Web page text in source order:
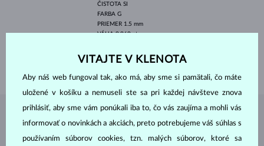
ČISTOTA SI
FARBA G
PRIEMER 1.5 mm
VÁHA0.060 ct
ŠPERKY Z ATELIÉRU KLENOTA
VITAJTE V KLENOTA
Aby náš web fungoval tak, ako má, aby sme si pamätali, čo máte
uložené v košíku a nemuseli ste sa pri každej návšteve znova
prihlásiť, aby sme vám ponúkali iba to, čo vás zaujíma a mohli vás
informovať o novinkách a akciách, preto potrebujeme váš súhlas s
používaním súborov cookies, tzn. malých súborov, ktoré sa